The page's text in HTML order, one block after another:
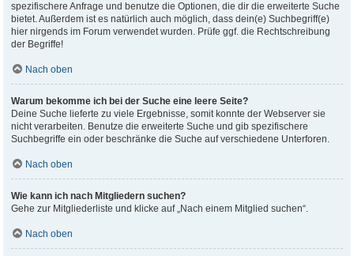
spezifischere Anfrage und benutze die Optionen, die dir die erweiterte Suche
bietet. Außerdem ist es natürlich auch möglich, dass dein(e) Suchbegriff(e)
hier nirgends im Forum verwendet wurden. Prüfe ggf. die Rechtschreibung
der Begriffe!
Nach oben
Warum bekomme ich bei der Suche eine leere Seite?
Deine Suche lieferte zu viele Ergebnisse, somit konnte der Webserver sie
nicht verarbeiten. Benutze die erweiterte Suche und gib spezifischere
Suchbegriffe ein oder beschränke die Suche auf verschiedene Unterforen.
Nach oben
Wie kann ich nach Mitgliedern suchen?
Gehe zur Mitgliederliste und klicke auf „Nach einem Mitglied suchen“.
Nach oben